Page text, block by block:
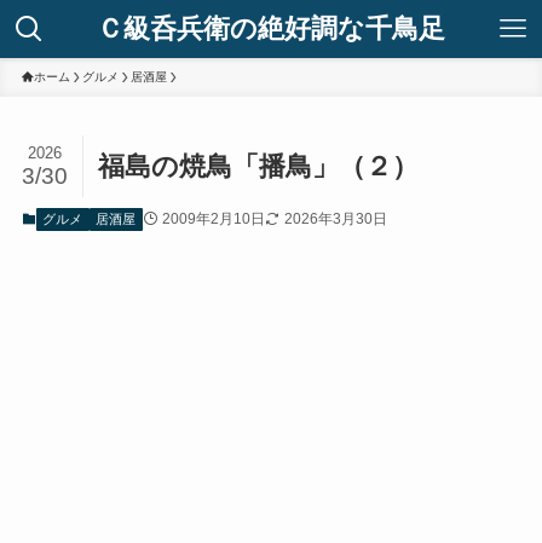
Ｃ級呑兵衛の絶好調な千鳥足
ホーム グルメ 居酒屋
福島の焼鳥「播鳥」（２）
2026
3/30
グルメ 居酒屋 2009年2月10日 2026年3月30日